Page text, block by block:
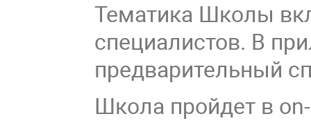
Тематика Школы
специалистов. В
предварительный
Школа пройдет в